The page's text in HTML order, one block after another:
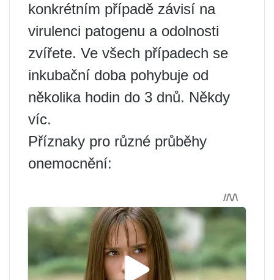
konkrétním případě závisí na
virulenci patogenu a odolnosti
zvířete. Ve všech případech se
inkubační doba pohybuje od
několika hodin do 3 dnů. Někdy
víc.
Příznaky pro různé průběhy
onemocnění: